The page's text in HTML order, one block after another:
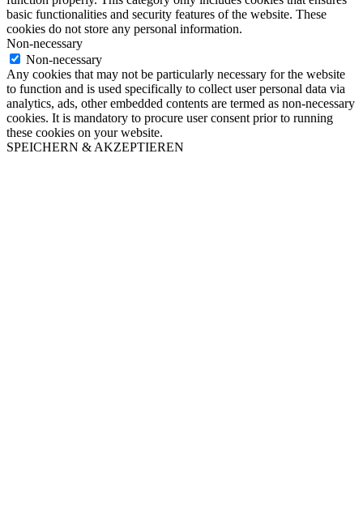
basic functionalities and security features of the website. These
cookies do not store any personal information.
Non-necessary
Non-necessary
Any cookies that may not be particularly necessary for the website
to function and is used specifically to collect user personal data via
analytics, ads, other embedded contents are termed as non-necessary
cookies. It is mandatory to procure user consent prior to running
these cookies on your website.
SPEICHERN & AKZEPTIEREN